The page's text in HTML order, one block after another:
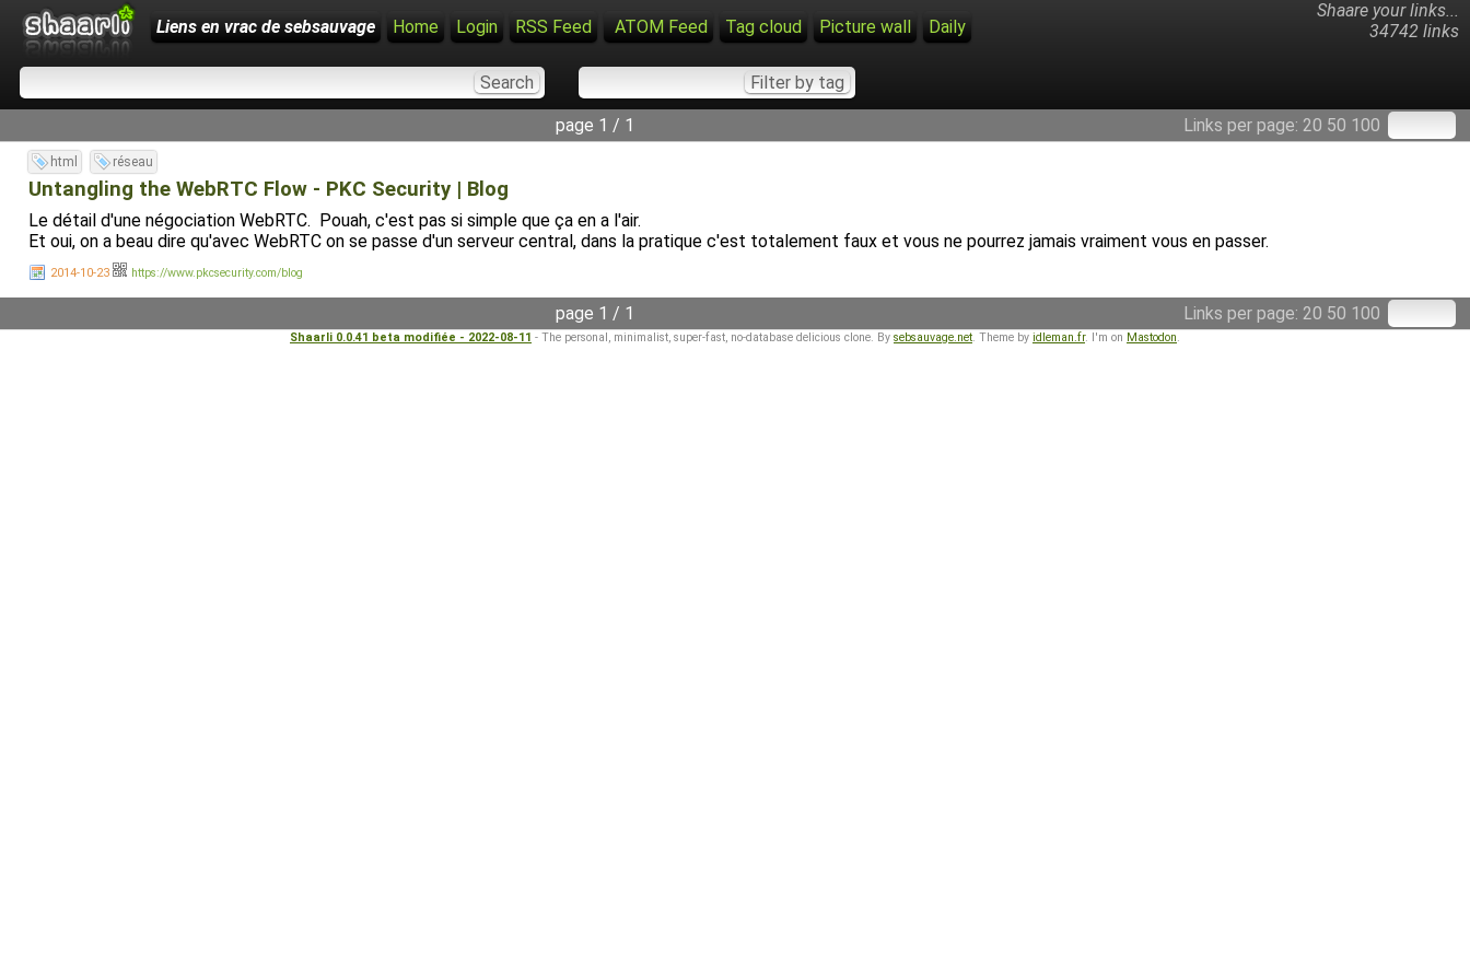
Shaare your links...
34742 links
Liens en vrac de sebsauvage Home Login RSS Feed ATOM Feed Tag cloud Picture wall Daily
Links per page: 20 50 100
page 1 / 1
html réseau
Untangling the WebRTC Flow - PKC Security | Blog
Le détail d'une négociation WebRTC. Pouah, c'est pas si simple que ça en a l'air.
Et oui, on a beau dire qu'avec WebRTC on se passe d'un serveur central, dans la pratique c'est totalement faux et vous ne pourrez jamais vraiment vous en passer.
2014-10-23 https://www.pkcsecurity.com/blog
Links per page: 20 50 100
page 1 / 1
Shaarli 0.0.41 beta modifiée - 2022-08-11 - The personal, minimalist, super-fast, no-database delicious clone. By sebsauvage.net. Theme by idleman.fr. I'm on Mastodon.